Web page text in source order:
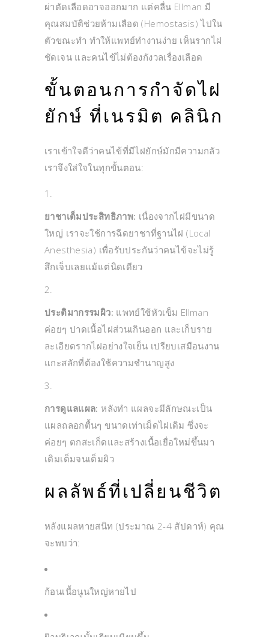
ผ่าตัดเลือดอาจออกมาก แต่คลื่น Ellman มี
คุณสมบัติช่วยห้ามเลือด (Hemostasis) ไปใน
ตัวขณะทำ ทำให้แพทย์ทำงานง่าย เห็นรากไฝ
ชัดเจน และคนไข้ไม่ต้องกังวลเรื่องเลือด
ขั้นตอนการกำจัดไฝ
ยักษ์ ที่เนรมิต คลินิก
เราเข้าใจดีว่าคนไข้ที่มีไฝยักษ์มักมีความกลัว
เราจึงใส่ใจในทุกขั้นตอน:
ยาชาเต็มประสิทธิภาพ: เนื่องจากไฝมีขนาด
ใหญ่ เราจะใช้การฉีดยาชาที่ฐานไฝ (Local
Anesthesia) เพื่อรับประกันว่าคนไข้จะไม่รู้
สึกเจ็บเลยแม้แต่นิดเดียว
ประติมากรรมผิว: แพทย์ใช้หัวเข็ม Ellman
ค่อยๆ ปาดเนื้อไฝส่วนเกินออก และเก็บราย
ละเอียดรากไฝอย่างใจเย็น เปรียบเสมือนงาน
แกะสลักที่ต้องใช้ความชำนาญสูง
การดูแลแผล: หลังทำ แผลจะมีลักษณะเป็น
แผลถลอกตื้นๆ ขนาดเท่าเม็ดไฝเดิม ซึ่งจะ
ค่อยๆ ตกสะเก็ดและสร้างเนื้อเยื่อใหม่ขึ้นมา
เติมเต็มจนเต็มผิว
ผลลัพธ์ที่เปลี่ยนชีวิต
หลังแผลหายสนิท (ประมาณ 2-4 สัปดาห์) คุณ
จะพบว่า:
ก้อนเนื้อนูนใหญ่หายไป